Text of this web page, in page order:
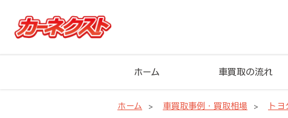
ホーム 車買取の流れ
ホーム 車買取事例・買取相場 ト